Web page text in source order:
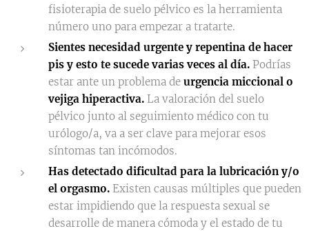
fisioterapia de suelo pélvico es la herramienta
número uno para empezar a tratarte.
Sientes necesidad urgente y repentina de hacer
pis y esto te sucede varias veces al día. Podrías
estar ante un problema de urgencia miccional o
vejiga hiperactiva. La valoración del suelo
pélvico junto al seguimiento médico con tu
urólogo/a, va a ser clave para mejorar esos
síntomas tan incómodos.
Has detectado dificultad para la lubricación y/o
el orgasmo. Existen causas múltiples que pueden
estar impidiendo que la respuesta sexual se
desarrolle de manera cómoda y el estado de tu